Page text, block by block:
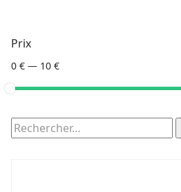
Prix
0 € — 10 €
Rechercher :